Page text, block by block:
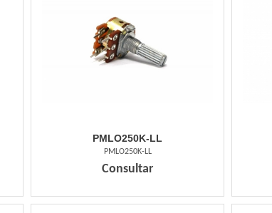
PMLO250K-LL
PMLO250K-LL
Consultar